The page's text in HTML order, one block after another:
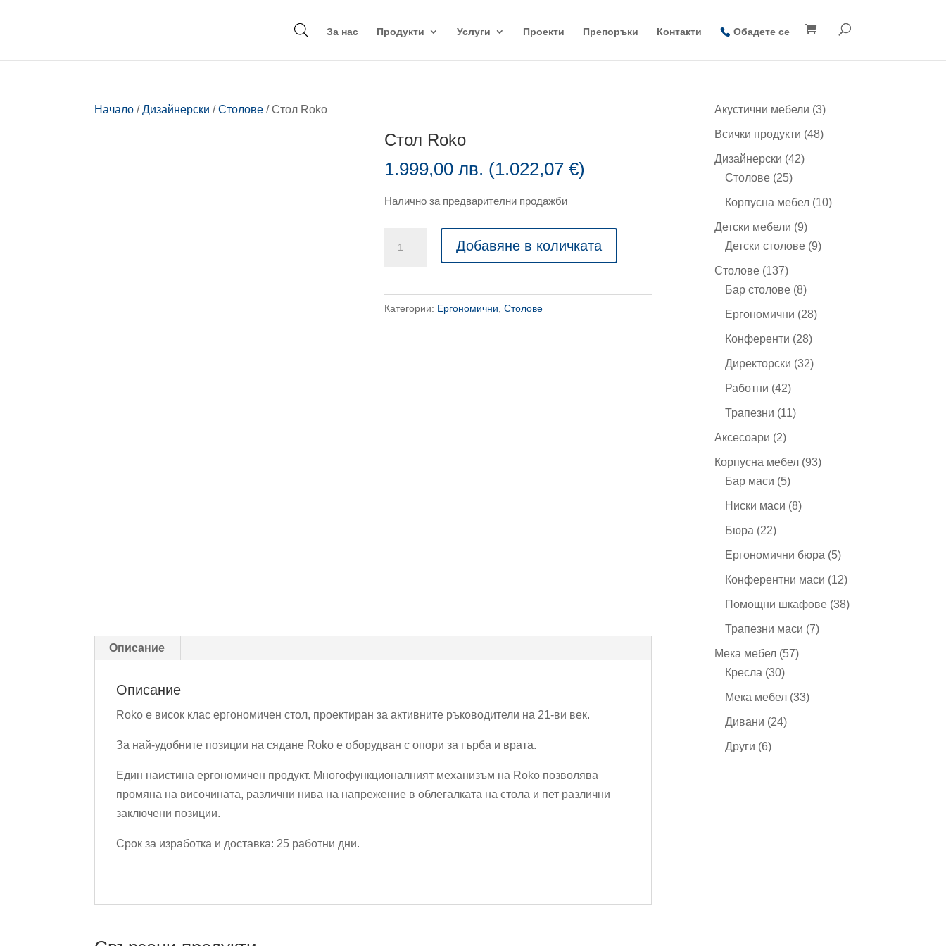
За нас Продукти Услуги Проекти Препоръки Контакти Обадете се
Начало /Дизайнерски /Столове / Стол Roko
Стол Roko
1.999,00лв. (1.022,07€)
Налично за предварителни продажби
Roko
Добавяне в количката
Категории: Ергономични ,Столове
Описание
Описание
Roko е висок клас ергономичен стол, проектиран за активните ръководители на 21-ви век.
За най-удобните позиции на сядане Roko е оборудван с опори за гърба и врата.
Един наистина ергономичен продукт. Многофункционалният механизъм на Roko позволява
промяна на височината, различни нива на напрежение в облегалката на стола и пет различни
заключени позиции.
Срок за изработка и доставка: 25 работни дни.
Акустични мебели 33
продукта
Всички продукти 4848
Дизайнерски 4242
Столове 2525
продукта
Корпусна мебел 1010
Детски мебели 99
продукта
Детски столове 99
Столове 137137
продукта
Бар столове 88
продукта
Ергономични 2828
Конференти 2828
продукта
Директорски 3232
Работни 4242
продукта
Трапезни 1111
Аксесоари 22
продукта
Корпусна мебел 9393
Бар маси 55
продукта
Ниски маси 88
Бюра 2222
продукта
Ергономични бюра 55
продукта
Конферентни маси 1212
продукта
Помощни шкафове 3838
Трапезни маси 77
Мека мебел 5757
Кресла 3030
продукта
Мека мебел 3333
Дивани 2424
Други 66